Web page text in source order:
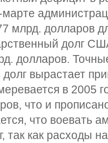
марте
млрд. долларов
долг
долларов.
долг вырастает
в 2005
что и
что воевать
так как расходы